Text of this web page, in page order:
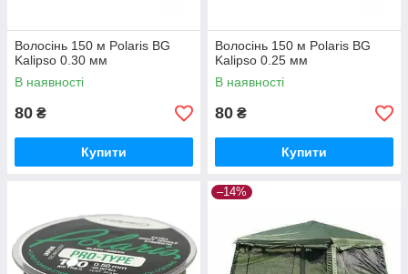
Волосінь 150 м Polaris BG
Kalipso 0.30 мм
В наявності
80 ₴
Купити
Волосінь 150 м Polaris BG
Kalipso 0.25 мм
В наявності
80 ₴
Купити
–14%